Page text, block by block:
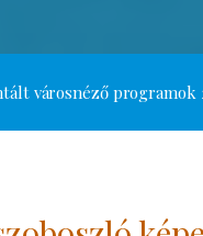
városnéző programok